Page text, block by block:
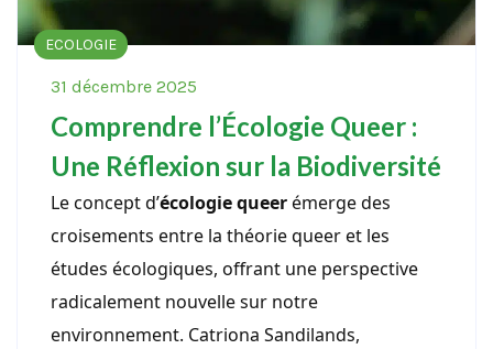
ECOLOGIE
31 décembre 2025
Comprendre l’Écologie Queer :
Une Réflexion sur la Biodiversité
Le concept d’écologie queerémerge des
croisements entre la théorie queer et les
études écologiques, offrant une perspective
radicalement nouvelle sur notre
environnement. Catriona Sandilands,